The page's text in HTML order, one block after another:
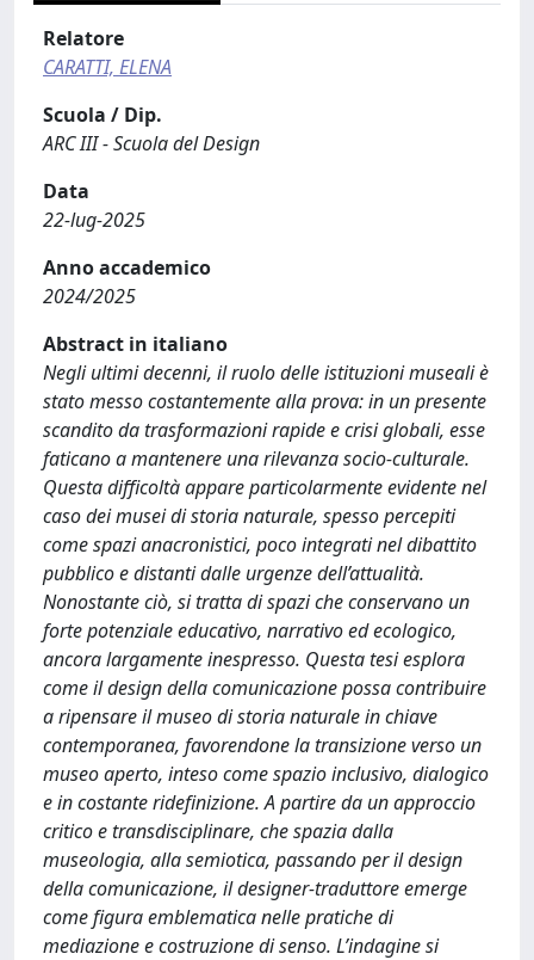
Relatore
CARATTI, ELENA
Scuola / Dip.
ARC III - Scuola del Design
Data
22-lug-2025
Anno accademico
2024/2025
Abstract in italiano
Negli ultimi decenni, il ruolo delle istituzioni museali è
stato messo costantemente alla prova: in un presente
scandito da trasformazioni rapide e crisi globali, esse
faticano a mantenere una rilevanza socio-culturale.
Questa difficoltà appare particolarmente evidente nel
caso dei musei di storia naturale, spesso percepiti
come spazi anacronistici, poco integrati nel dibattito
pubblico e distanti dalle urgenze dell’attualità.
Nonostante ciò, si tratta di spazi che conservano un
forte potenziale educativo, narrativo ed ecologico,
ancora largamente inespresso. Questa tesi esplora
come il design della comunicazione possa contribuire
a ripensare il museo di storia naturale in chiave
contemporanea, favorendone la transizione verso un
museo aperto, inteso come spazio inclusivo, dialogico
e in costante ridefinizione. A partire da un approccio
critico e transdisciplinare, che spazia dalla
museologia, alla semiotica, passando per il design
della comunicazione, il designer-traduttore emerge
come figura emblematica nelle pratiche di
mediazione e costruzione di senso. L’indagine si